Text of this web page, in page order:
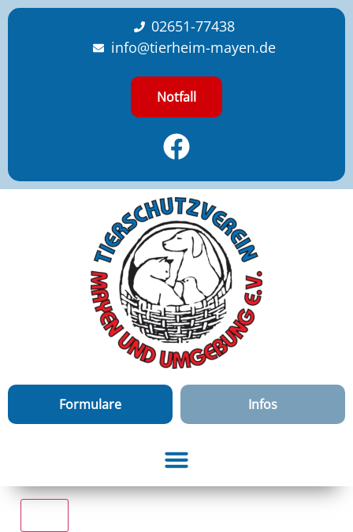
content
02651-77438
info@tierheim-mayen.de
Notfall
Formulare Infos